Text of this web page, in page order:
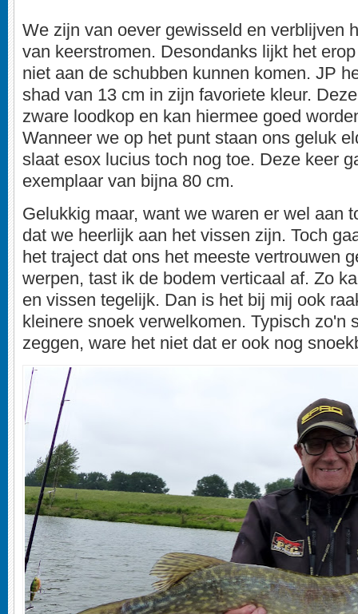
We zijn van oever gewisseld en verblijven
van keerstromen. Desondanks lijkt het
niet aan de schubben kunnen komen. JP
shad van 13 cm in zijn favoriete kleur.
zware loodkop en kan hiermee goed
Wanneer we op het punt staan ons geluk
slaat esox lucius toch nog toe. Deze keer
exemplaar van bijna 80 cm.
Gelukkig maar, want we waren er wel aan
dat we heerlijk aan het vissen zijn. Toch
het traject dat ons het meeste vertrouwen
werpen, tast ik de bodem verticaal af. Zo
en vissen tegelijk. Dan is het bij mij ook
kleinere snoek verwelkomen. Typisch zo'n
zeggen, ware het niet dat er ook nog